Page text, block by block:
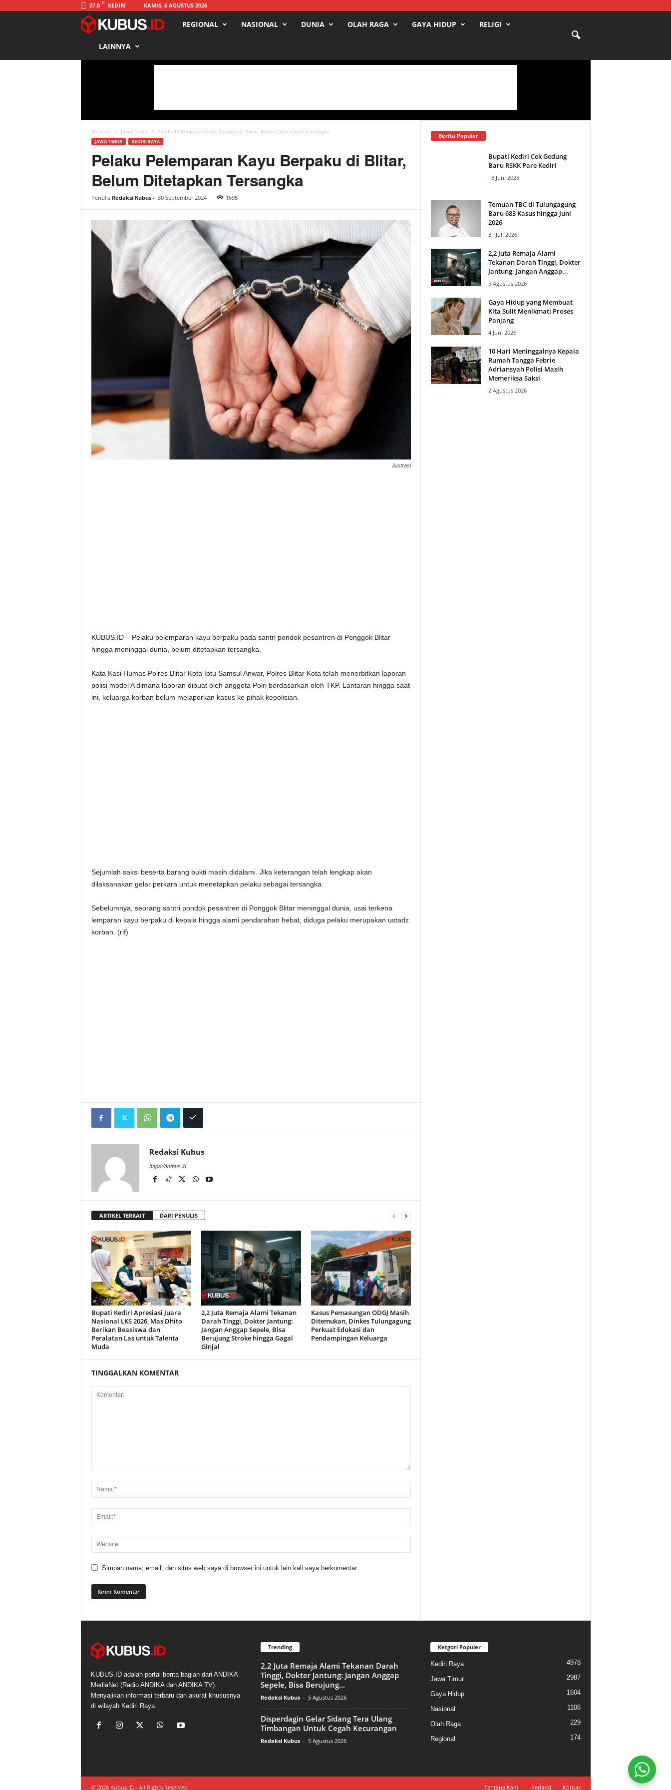
27.8 C KEDIRI KAMIS, 6 AGUSTUS 2026
s
REGIONAL NASIONAL DUNIA OLAH RAGA GAYA HIDUP RELIGI
LAINNYA
Beranda Jawa Timur Pelaku Pelemparan Kayu Berpaku di Blitar, Belum Ditetapkan Tersangka
JAWA TIMUR KEDIRI RAYA
Pelaku Pelemparan Kayu Berpaku di Blitar,
Belum Ditetapkan Tersangka
Penulis Redaksi Kubus- 30 September 2024 1695
ilustrasi
KUBUS.ID – Pelaku pelemparan kayu berpaku pada santri pondok pesantren di Ponggok Blitar
hingga meninggal dunia, belum ditetapkan tersangka.
Kata Kasi Humas Polres Blitar Kota Iptu Samsul Anwar, Polres Blitar Kota telah menerbitkan laporan
polisi model A dimana laporan dibuat oleh anggota Polri berdasarkan oleh TKP. Lantaran hingga saat
ini, keluarga korban belum melaporkan kasus ke pihak kepolisian.
Sejumlah saksi beserta barang bukti masih didalami. Jika keterangan telah lengkap akan
dilaksanakan gelar perkara untuk menetapkan pelaku sebagai tersangka.
Sebelumnya, seorang santri pondok pesantren di Ponggok Blitar meninggal dunia, usai terkena
lemparan kayu berpaku di kepala hingga alami pendarahan hebat, diduga pelaku merupakan ustadz
korban. (rif)
Redaksi Kubus
https://kubus.id
ARTIKEL TERKAIT DARI PENULIS
Bupati Kediri Apresiasi Juara
Nasional LKS 2026, Mas Dhito
Berikan Beasiswa dan
Peralatan Las untuk Talenta
Muda
2,2 Juta Remaja Alami Tekanan
Darah Tinggi, Dokter Jantung:
Jangan Anggap Sepele, Bisa
Berujung Stroke hingga Gagal
Ginjal
Kasus Pemasungan ODGJ Masih
Ditemukan, Dinkes Tulungagung
Perkuat Edukasi dan
Pendampingan Keluarga
TINGGALKAN KOMENTAR
Simpan nama, email, dan situs web saya di browser ini untuk lain kali saya berkomentar.
Berita Populer
Bupati Kediri Cek Gedung
Baru RSKK Pare Kediri
18 Juni 2025
Temuan TBC di Tulungagung
Baru 683 Kasus hingga Juni
2026
31 Juli 2026
2,2 Juta Remaja Alami
Tekanan Darah Tinggi, Dokter
Jantung: Jangan Anggap...
5 Agustus 2026
Gaya Hidup yang Membuat
Kita Sulit Menikmati Proses
Panjang
4 Juni 2026
10 Hari Meninggalnya Kepala
Rumah Tangga Febrie
Adriansyah Polisi Masih
Memeriksa Saksi
2 Agustus 2026
KUBUS.ID adalah portal berita bagian dari ANDIKA
MediaNet (Radio ANDIKA dan ANDIKA TV).
Menyajikan informasi terbaru dan akurat khususnya
di wilayah Kediri Raya.
Trending
2,2 Juta Remaja Alami Tekanan Darah
Tinggi, Dokter Jantung: Jangan Anggap
Sepele, Bisa Berujung...
Redaksi Kubus - 5 Agustus 2026
Disperdagin Gelar Sidang Tera Ulang
Timbangan Untuk Cegah Kecurangan
Redaksi Kubus - 5 Agustus 2026
Ketgori Populer
Kediri Raya 4978
Jawa Timur 2987
Gaya Hidup 1604
Nasional 1106
Olah Raga 229
Regional 174
Tentang Kami Redaksi Kontak
© 2026 Kubus.ID - All Rights Reserved